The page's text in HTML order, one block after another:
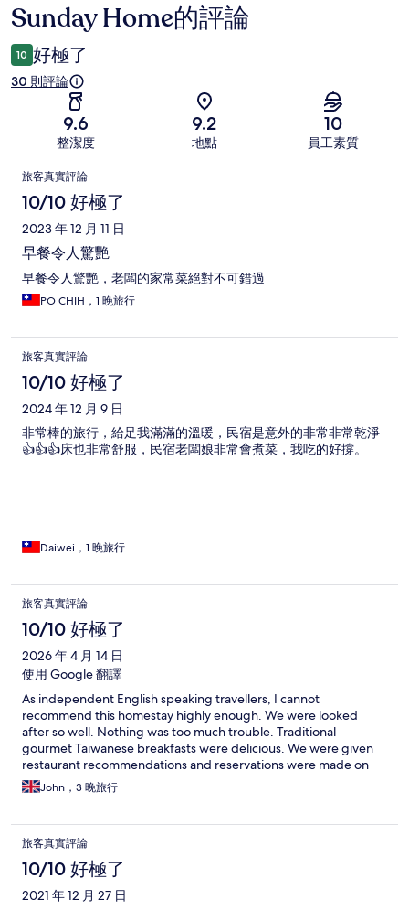
評
論
Sunday Home的評論
10 好極了
30 則評論
9.6
整潔度
9.2
地點
10
員工素質
評
論
旅客真實評論
10/10 好極了
2023 年 12 月 11 日
早餐令人驚艷
早餐令人驚艷，老闆的家常菜絕對不可錯過
PO CHIH，1 晚旅行
旅客真實評論
10/10 好極了
2024 年 12 月 9 日
非常棒的旅行，給足我滿滿的溫暖，民宿是意外的非常非常乾淨
👍👍👍床也非常舒服，民宿老闆娘非常會煮菜，我吃的好撐。
Daiwei，1 晚旅行
旅客真實評論
10/10 好極了
2026 年 4 月 14 日
使用 Google 翻譯
As independent English speaking travellers, I cannot
recommend this homestay highly enough. We were looked
after so well. Nothing was too much trouble. Traditional
gourmet Taiwanese breakfasts were delicious. We were given
restaurant recommendations and reservations were made on
our behalf. Not only that, help was given to translate menus.
Wonderful complimentary pickups and drop offs from the bus
organised. The room and bathroom were spotless. A completely
lovely family homestay…the packed breakfast for our journey
home was sublime. We would definitely book again without
hesitation. Thank you so much.
John，3 晚旅行
旅客真實評論
10/10 好極了
2021 年 12 月 27 日